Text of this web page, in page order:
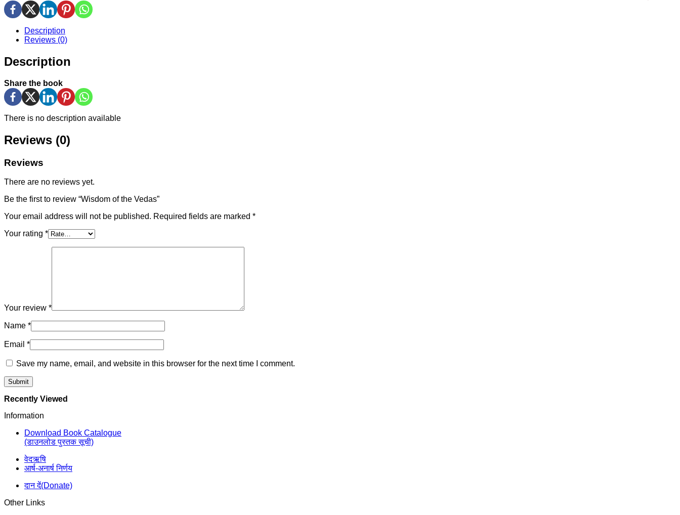
Description
Reviews (0)
Description
Share the book
There is no description available
Reviews (0)
Reviews
There are no reviews yet.
Be the first to review “Wisdom of the Vedas”
Your email address will not be published. Required fields are marked *
Your rating *
Your review *
Name *
Email *
Save my name, email, and website in this browser for the next time I comment.
Recently Viewed
Information
Download Book Catalogue
(डाउनलोड पुस्तक सूची)
वेदऋषि
आर्ष-अनार्ष निर्णय
दान दें(Donate)
Other Links